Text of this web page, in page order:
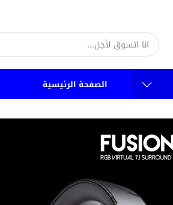
الصفحة الرئيسية